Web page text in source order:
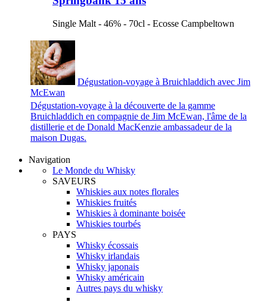
Single Malt - 46% - 70cl - Ecosse Campbeltown
Dégustation-voyage à Bruichladdich avec Jim
McEwan
Dégustation-voyage à la découverte de la gamme
Bruichladdich en compagnie de Jim McEwan, l'âme de la
distillerie et de Donald MacKenzie ambassadeur de la
maison Dugas.
Navigation
Le Monde du Whisky
SAVEURS
Whiskies aux notes florales
Whiskies fruités
Whiskies à dominante boisée
Whiskies tourbés
PAYS
Whisky écossais
Whisky irlandais
Whisky japonais
Whisky américain
Autres pays du whisky